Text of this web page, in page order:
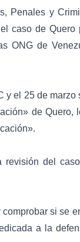
Penales y
caso de Quero
ONG de
y el 25 de marzo
de Quero,
revisión del
si se
a la